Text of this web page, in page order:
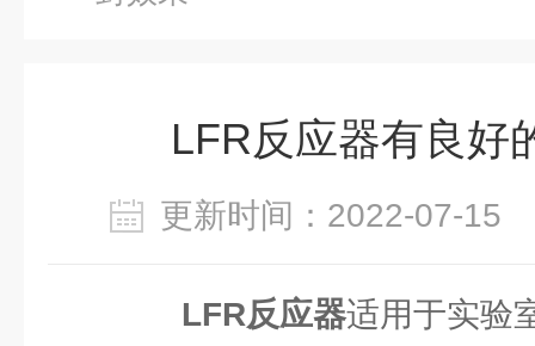
LFR反应器有良好
更新时间：2022-07-
LFR反应器适用于实验